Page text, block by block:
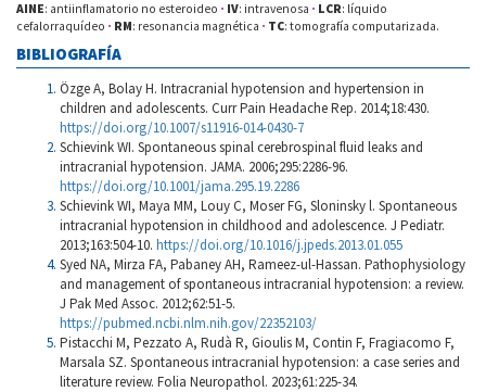
AINE: antiinflamatorio no esteroideo · IV: intravenosa · LCR: líquido
cefalorraquídeo · RM: resonancia magnética · TC: tomografía computarizada.
BIBLIOGRAFÍA
Özge A, Bolay H. Intracranial hypotension and hypertension in
children and adolescents. Curr Pain Headache Rep. 2014;18:430.
https://doi.org/10.1007/s11916-014-0430-7
Schievink WI. Spontaneous spinal cerebrospinal fluid leaks and
intracranial hypotension. JAMA. 2006;295:2286-96.
https://doi.org/10.1001/jama.295.19.2286
Schievink WI, Maya MM, Louy C, Moser FG, Sloninsky l. Spontaneous
intracranial hypotension in childhood and adolescence. J Pediatr.
2013;163:504-10. https://doi.org/10.1016/j.jpeds.2013.01.055
Syed NA, Mirza FA, Pabaney AH, Rameez-ul-Hassan. Pathophysiology
and management of spontaneous intracranial hypotension: a review.
J Pak Med Assoc. 2012;62:51-5.
https://pubmed.ncbi.nlm.nih.gov/22352103/
Pistacchi M, Pezzato A, Rudà R, Gioulis M, Contin F, Fragiacomo F,
Marsala SZ. Spontaneous intracranial hypotension: a case series and
literature review. Folia Neuropathol. 2023;61:225-34.